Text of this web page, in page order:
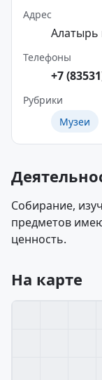
Адрес
Алатырь
Телефоны
+7
Рубрики
Музеи
Собирание,
предметов
ценность.
На карте